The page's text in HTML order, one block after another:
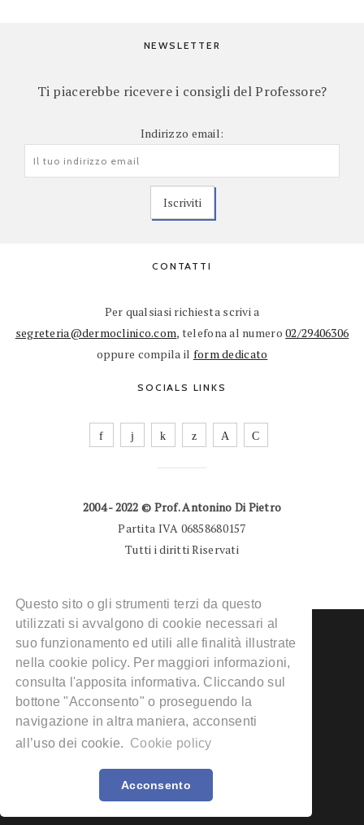
Questo sito o gli strumenti terzi da questo
utilizzati si avvalgono di cookie necessari al
suo funzionamento ed utili alle finalità illustrate
nella cookie policy. Per maggiori informazioni,
consulta l'apposita informativa. Cliccando sul
bottone "Acconsento" o proseguendo la
navigazione in altra maniera, acconsenti
all’uso dei cookie. Cookie policy
Acconsento
NEWSLETTER
Ti piacerebbe ricevere i consigli del Professore?
Indirizzo email:
CONTATTI
Per qualsiasi richiesta scrivi a
segreteria@dermoclinico.com, telefona al numero02/29406306
oppure compila il form dedicato
SOCIALS LINKS
2004 - 2022 © Prof. Antonino Di Pietro
Partita IVA 06858680157
Tutti i diritti Riservati
DERMATOLOGO MILANO
CONDIZIONI D’USO
INFORMATIVA PRIVACY
COOKIE POLICY
DISCLAIMER